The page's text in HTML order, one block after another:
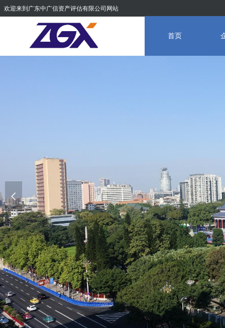
欢迎来到广东中广信资产评估有限公司网站
首页
넳